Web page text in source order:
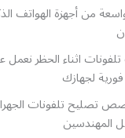
من أجهزة الهواتف
اثناء الحظر
لجهازك
تصليح تلفونات
المهندسين